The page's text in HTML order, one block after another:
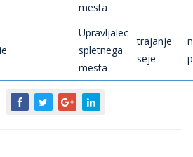
mesta
Upravljalec
spletnega
mesta
trajanje
seje